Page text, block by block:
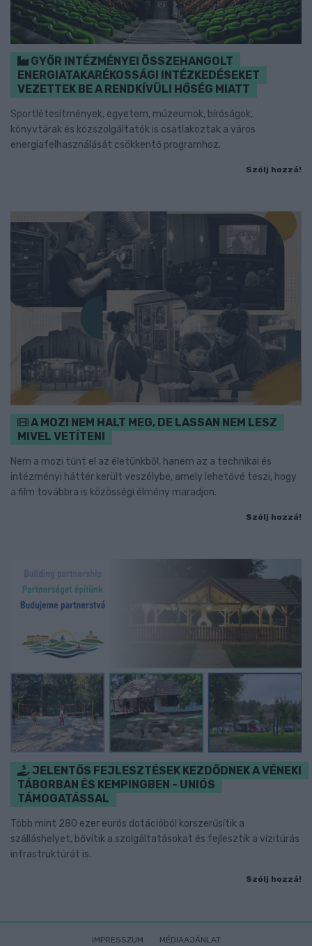
GYŐR INTÉZMÉNYEI ÖSSZEHANGOLT
ENERGIATAKARÉKOSSÁGI INTÉZKEDÉSEKET
VEZETTEK BE A RENDKÍVÜLI HŐSÉG MIATT
Sportlétesítmények, egyetem, múzeumok, bíróságok,
könyvtárak és közszolgáltatók is csatlakoztak a város
energiafelhasználását csökkentő programhoz.
Szólj hozzá!
A MOZI NEM HALT MEG, DE LASSAN NEM LESZ
MIVEL VETÍTENI
Nem a mozi tűnt el az életünkből, hanem az a technikai és
intézményi háttér került veszélybe, amely lehetővé teszi, hogy
a film továbbra is közösségi élmény maradjon.
Szólj hozzá!
JELENTŐS FEJLESZTÉSEK KEZDŐDNEK A VÉNEKI
TÁBORBAN ÉS KEMPINGBEN - UNIÓS
TÁMOGATÁSSAL
Több mint 280 ezer eurós dotációból korszerűsítik a
szálláshelyet, bővítik a szolgáltatásokat és fejlesztik a vízitúrás
infrastruktúrát is.
Szólj hozzá!
IMPRESSZUM MÉDIAAJÁNLAT